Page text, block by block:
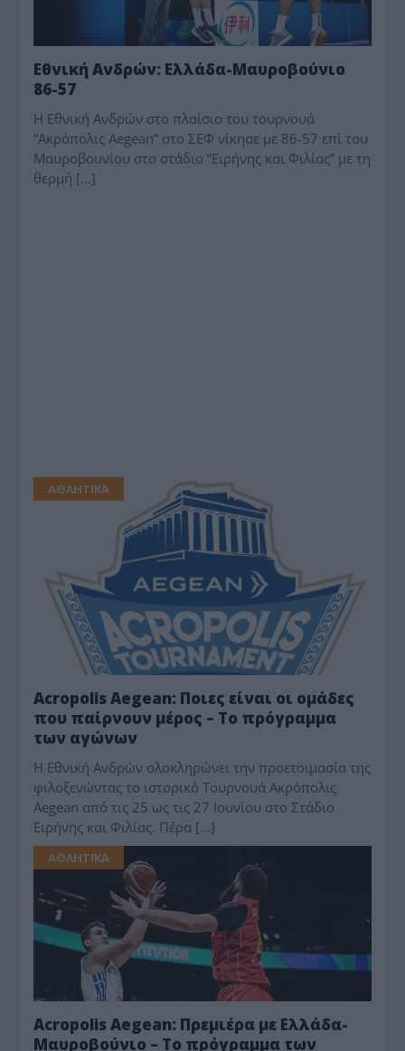
Εθνική Ανδρών: Ελλάδα-Μαυροβούνιο
86-57
Η Εθνική Ανδρών στο πλαίσιο του τουρνουά
“Ακρόπολις Aegean” στο ΣΕΦ νίκησε με 86-57 επί του
Μαυροβουνίου στο στάδιο “Ειρήνης και Φιλίας” με τη
θερμή […]
ΑΘΛΗΤΙΚΑ
Acropolis Aegean: Ποιες είναι οι ομάδες
που παίρνουν μέρος – Το πρόγραμμα
των αγώνων
Η Εθνική Ανδρών ολοκληρώνει την προετοιμασία της
φιλοξενώντας το ιστορικό Τουρνουά Ακρόπολις
Aegean από τις 25 ως τις 27 Ιουνίου στο Στάδιο
Ειρήνης και Φιλίας. Πέρα […]
ΑΘΛΗΤΙΚΑ
Acropolis Aegean: Πρεμιέρα με Ελλάδα-
Μαυροβούνιο – Το πρόγραμμα των